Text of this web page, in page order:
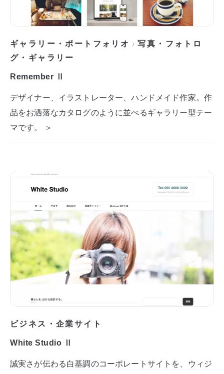
ギャラリー・ポートフォリオ /写真・フォトロ
グ・ギャラリー
Remember Ⅱ
デザイナー、イラストレーター、ハンドメイド作家。作
品をお洒落なカタログのように並べるギャラリー型テー
マです。 ＞
ビジネス・企業サイト
White Studio Ⅱ
誠実さが伝わる白基調のコーポレートサイトを、ウィジ